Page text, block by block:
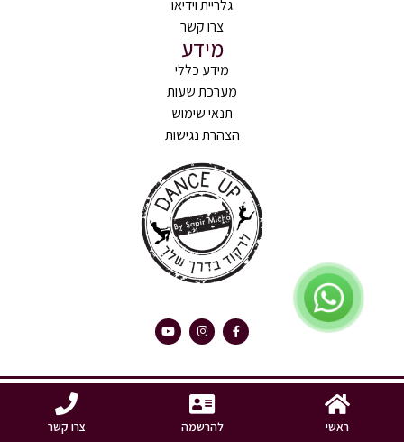
גלריית וידיאו
צרו קשר
מידע
מידע כללי
מערכת שעות
תנאי שימוש
הצהרת נגישות
ראשי להרשמה צרו קשר
האתר עוצב ונבנה ע"י eliranyaakov